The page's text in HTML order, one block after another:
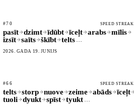
#70 SPEED STREAK
pasīt dzimt īdūbt īceļt arabs
mīlis
izsīt
saīts škībt telts …
2026. GADA 19. JŪNIJS
#66 SPEED STREAK
telts storp nuove zeime abāds
īceļt
tuoli
dyukt spīst tyukt …